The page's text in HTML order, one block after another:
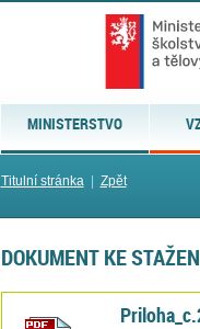
MINISTERSTVO
Titulní stránka| Zpět
DOKUMENT KE